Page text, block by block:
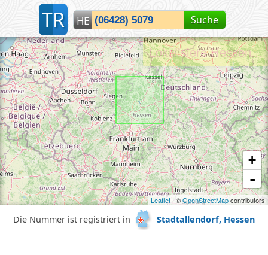
TR HE Suche
+
-
Leaflet| ©OpenStreetMapcontributors
Lokalisiere Hessen...
Die Nummer ist registriert in Stadtallendorf, Hessen